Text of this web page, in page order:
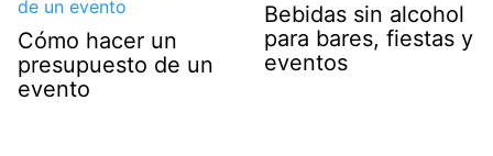
Cómo hacer un
presupuesto de un
evento
Bebidas sin alcohol
para bares, fiestas y
eventos